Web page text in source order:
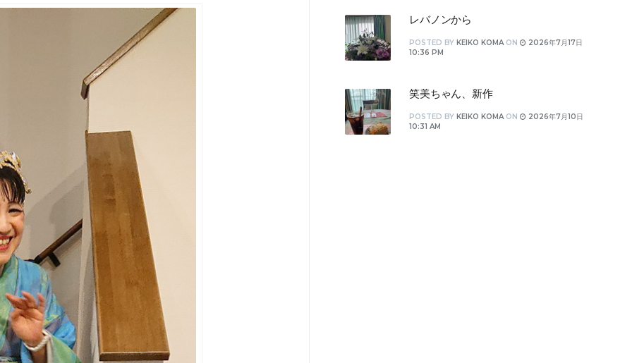
レバノンから
POSTED BY KEIKO KOMA ON
2026年7月17日
10:36 PM
笑美ちゃん、新作
POSTED BY KEIKO KOMA ON
2026年7月10日
10:31 AM